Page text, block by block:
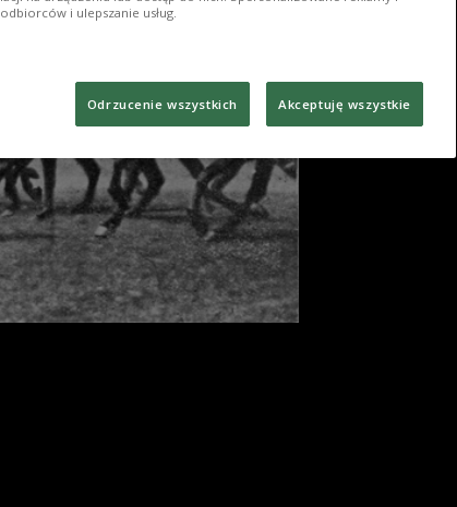
i ulepszanie usług.
Odrzucenie wszystkich Akceptuję wszystkie